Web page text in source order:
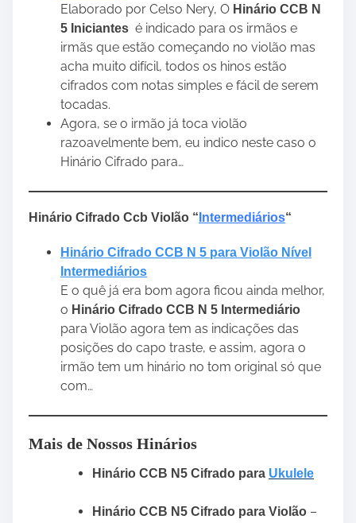
Elaborado por Celso Nery, O Hinário CCB N
5 Iniciantes é indicado para os irmãos e
irmãs que estão começando no violão mas
acha muito difícil, todos os hinos estão
cifrados com notas simples e fácil de serem
tocadas.
Agora, se o irmão já toca violão
razoavelmente bem, eu indico neste caso o
Hinário Cifrado para…
Hinário Cifrado Ccb Violão “ Intermediários“
Hinário Cifrado CCB N 5 para Violão Nível
Intermediários
E o quê já era bom agora ficou ainda melhor,
o Hinário Cifrado CCB N 5 Intermediário
para Violão agora tem as indicações das
posições do capo traste, e assim, agora o
irmão tem um hinário no tom original só que
com…
Mais de Nossos Hinários
Hinário CCB N5 Cifrado para Ukulele
Hinário CCB N5 Cifrado para Violão –